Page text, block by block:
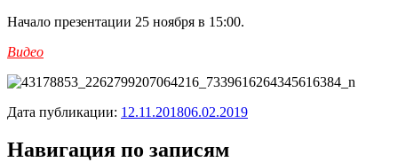
Начало презентации 25 ноября в 15:00.
Видео
Дата публикации: 12.11.201806.02.2019
Навигация по записям